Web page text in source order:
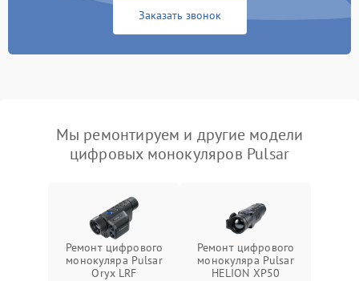
Заказать звонок
Мы ремонтируем и другие модели
цифровых монокуляров Pulsar
Ремонт цифрового
монокуляра Pulsar
Oryx LRF
Ремонт цифрового
монокуляра Pulsar
HELION XP50